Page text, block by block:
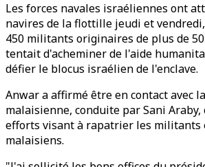
Les forces navales israéliennes ont
navires de la flottille jeudi et
450 militants originaires de plus de
tentait d'acheminer de l'aide
défier le blocus israélien de l'enclave.
Anwar a affirmé être en contact avec
malaisienne, conduite par Sani Araby,
efforts visant à rapatrier les militants
malaisiens.